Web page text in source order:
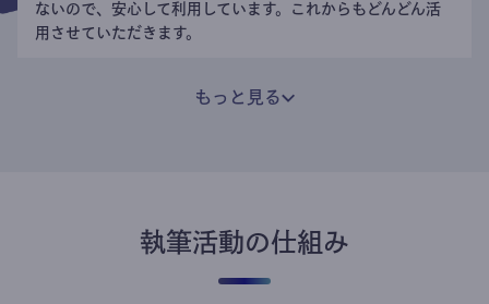
ないので、安心して利用しています。これからもどんどん活
用させていただきます。
もっと見る
執筆活動の仕組み